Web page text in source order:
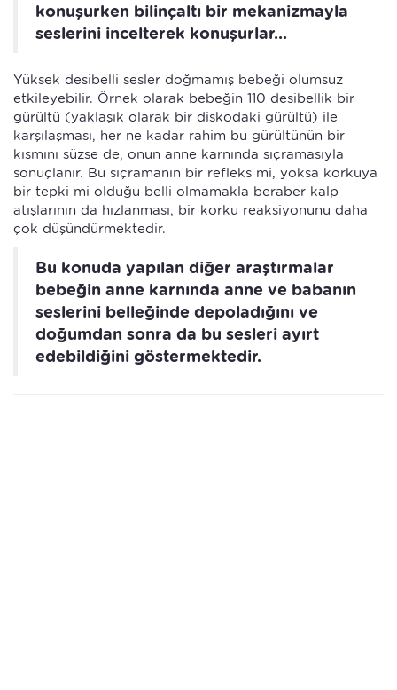
konuşurken bilinçaltı bir mekanizmayla
seslerini incelterek konuşurlar...
Yüksek desibelli sesler doğmamış bebeği olumsuz
etkileyebilir. Örnek olarak bebeğin 110 desibellik bir
gürültü (yaklaşık olarak bir diskodaki gürültü) ile
karşılaşması, her ne kadar rahim bu gürültünün bir
kısmını süzse de, onun anne karnında sıçramasıyla
sonuçlanır. Bu sıçramanın bir refleks mi, yoksa korkuya
bir tepki mi olduğu belli olmamakla beraber kalp
atışlarının da hızlanması, bir korku reaksiyonunu daha
çok düşündürmektedir.
Bu konuda yapılan diğer araştırmalar
bebeğin anne karnında anne ve babanın
seslerini belleğinde depoladığını ve
doğumdan sonra da bu sesleri ayırt
edebildiğini göstermektedir.